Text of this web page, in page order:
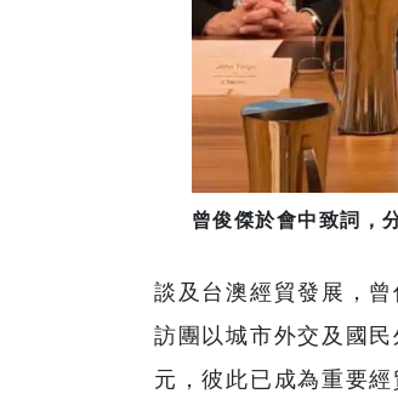
曾俊傑於會中致詞，
談及台澳經貿發展，
訪團以城市外交及國
元，彼此已成為重要